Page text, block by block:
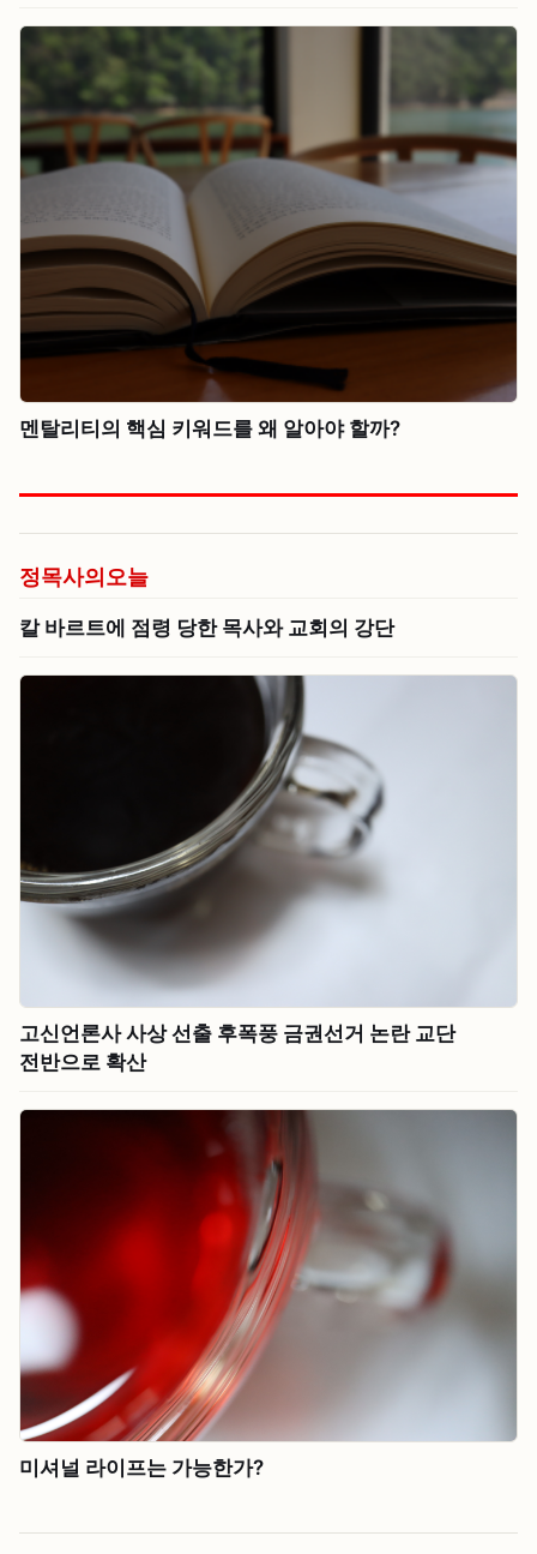
멘탈리티의 핵심 키워드를 왜 알아야 할까?
정목사의오늘
칼 바르트에 점령 당한 목사와 교회의 강단
고신언론사 사상 선출 후폭풍 금권선거 논란 교단
전반으로 확산
미셔널 라이프는 가능한가?